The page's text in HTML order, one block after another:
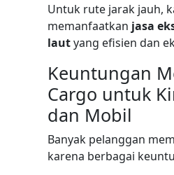
Untuk rute jarak jauh,
memanfaatkan jasa
lautyang efisien dan
Keuntungan
Cargo untuk
dan Mobil
Banyak pelanggan
karena berbagai